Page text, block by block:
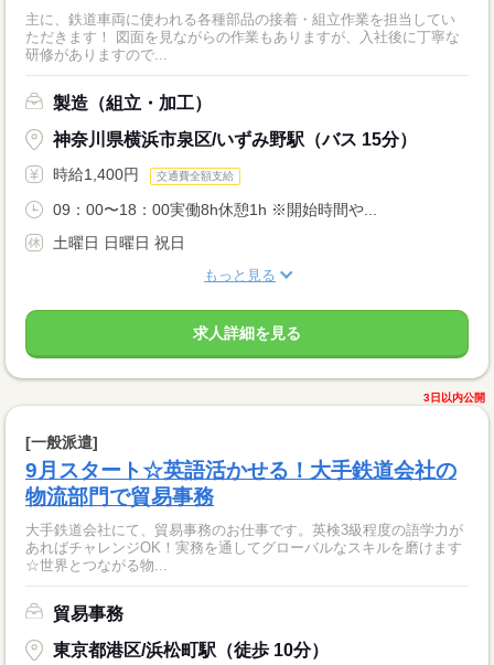
主に、鉄道車両に使われる各種部品の接着・組立作業を担当してい
ただきます！ 図面を見ながらの作業もありますが、入社後に丁寧な
研修がありますので...
製造（組立・加工）
神奈川県横浜市泉区/いずみ野駅（バス 15分）
時給1,400円 交通費全額支給
09：00〜18：00実働8h休憩1h ※開始時間や...
土曜日 日曜日 祝日
もっと見る
求人詳細を見る
3日以内公開
[一般派遣]
9月スタート☆英語活かせる！大手鉄道会社の
物流部門で貿易事務
大手鉄道会社にて、貿易事務のお仕事です。英検3級程度の語学力が
あればチャレンジOK！実務を通してグローバルなスキルを磨けます
☆世界とつながる物...
貿易事務
東京都港区/浜松町駅（徒歩 10分）